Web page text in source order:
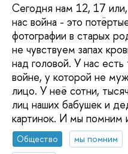
Сегодня нам 12, 17
нас война - это
фотографии в старых
не чувствуем запах
над головой. У нас
войне, у которой не
лицо. У неё сотни,
лиц наших бабушек и
картинок. И мы помним
Общество
мы помним